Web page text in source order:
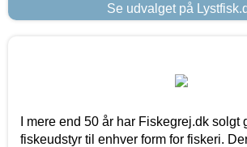
Se udvalget på
I mere end 50 år har Fiskegrej.dk solgt
fiskeudstyr til enhver form for fiskeri.